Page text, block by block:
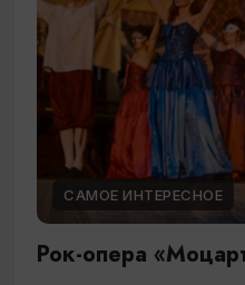
САМОЕ ИНТЕРЕСНОЕ
Рок-опера